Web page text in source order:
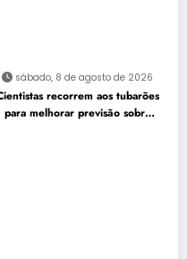
sábado, 8 de agosto de 2026
recorrem aos tubarões
para melhorar previsão sobre